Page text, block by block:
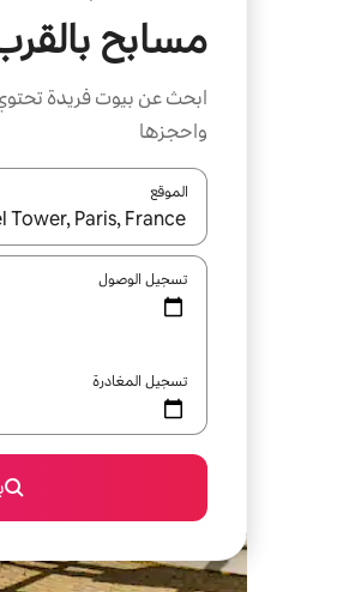
مسابح
واحجزها
الموقع
عند توفر النتائج، انتقل
تسجيل الوصول
تسجيل المغادرة